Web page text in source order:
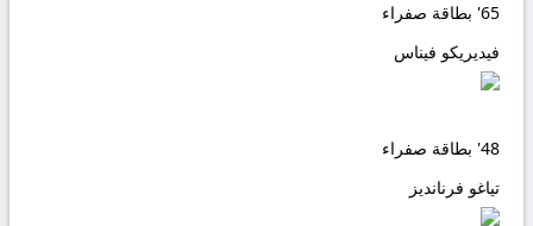
65' بطاقة صفراء
فيديريكو فيناس
48' بطاقة صفراء
تياغو فرنانديز